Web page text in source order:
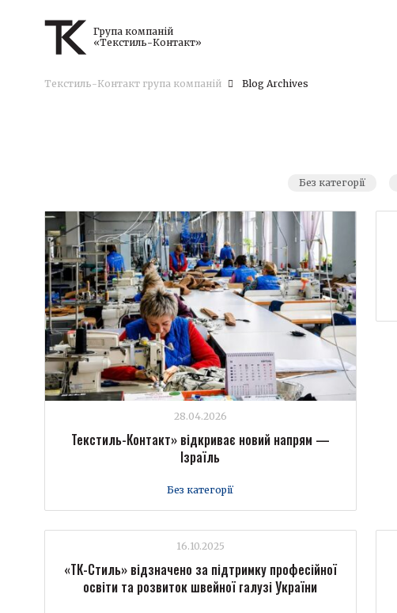
Група компаній
«Текстиль-Контакт»
Текстиль-Контакт група компаній Blog Archives
Без категорії
28.04.2026
Текстиль-Контакт» відкриває новий напрям —
Ізраїль
Без категорії
16.10.2025
«ТК-Стиль» відзначено за підтримку професійної
освіти та розвиток швейної галузі України